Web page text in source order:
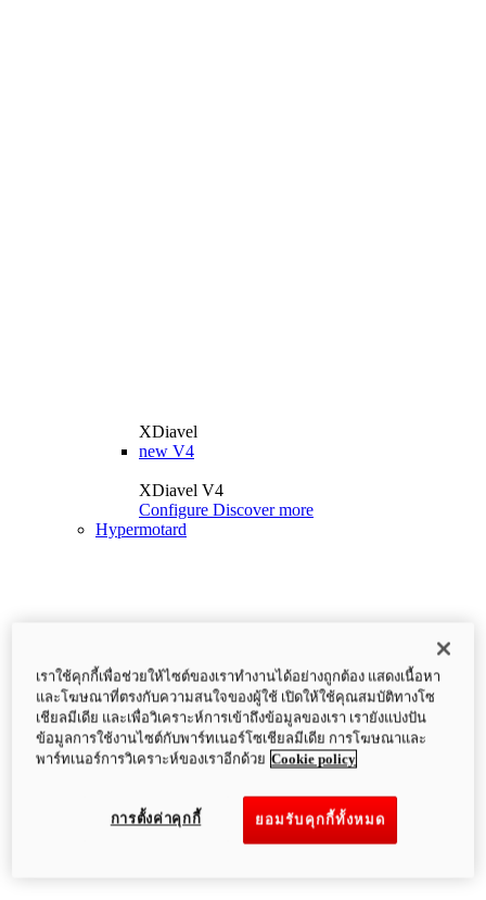
XDiavel
new V4
XDiavel V4
Configure Discover more
Hypermotard
เราใช้คุกกี้เพื่อช่วยให้ไซต์ของเราทำงานได้อย่างถูกต้อง แสดงเนื้อหา
และโฆษณาที่ตรงกับความสนใจของผู้ใช้ เปิดให้ใช้คุณสมบัติทางโซ
เชียลมีเดีย และเพื่อวิเคราะห์การเข้าถึงข้อมูลของเรา เรายังแบ่งปัน
ข้อมูลการใช้งานไซต์กับพาร์ทเนอร์โซเชียลมีเดีย การโฆษณาและ
พาร์ทเนอร์การวิเคราะห์ของเราอีกด้วย Cookie policy
ยอมรับคุกกี้ทั้งหมด
การตั้งค่าคุกกี้